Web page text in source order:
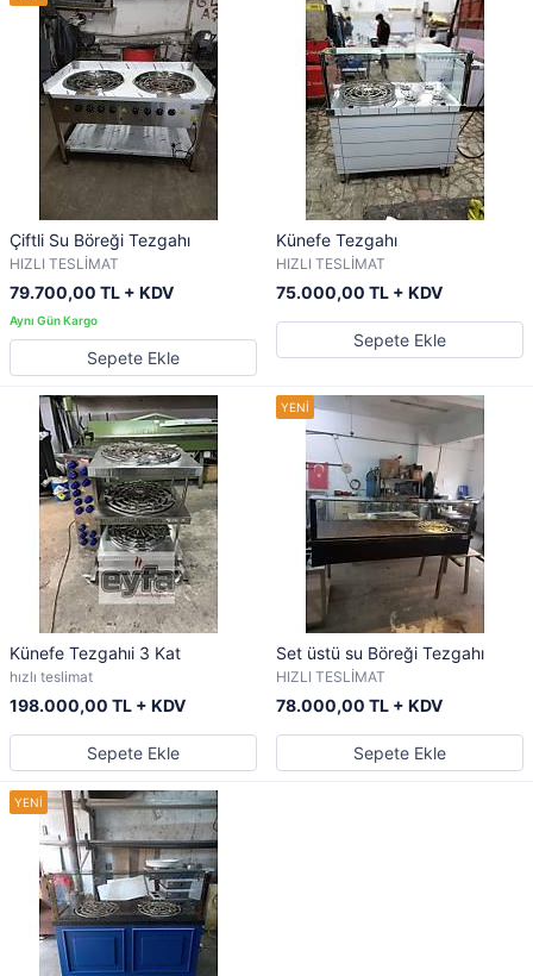
Çiftli Su Böreği Tezgahı
HIZLI TESLİMAT
79.700,00 TL + KDV
Sepete Ekle
Künefe Tezgahı
HIZLI TESLİMAT
75.000,00 TL + KDV
Sepete Ekle
Künefe Tezgahıi 3 Kat
hızlı teslimat
198.000,00 TL + KDV
Sepete Ekle
Set üstü su Böreği Tezgahı
HIZLI TESLİMAT
78.000,00 TL + KDV
Sepete Ekle